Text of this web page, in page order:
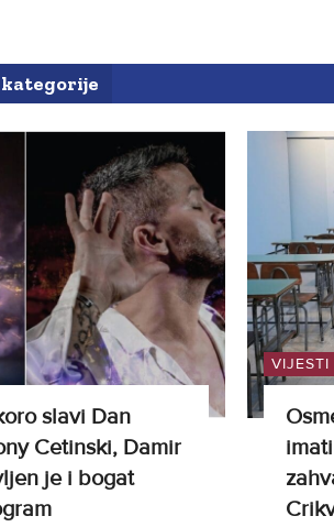
slavi Dan
Cetinski, Damir
je i bogat
VIJESTI